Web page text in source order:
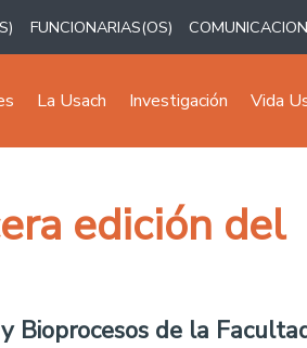
FUNCIONARIAS(OS)
La Usach Investigación Vida
edición del
Bioprocesos de la